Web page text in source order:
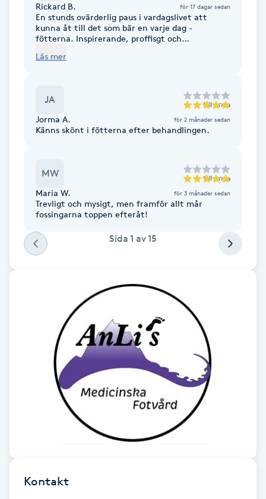
Damklippning
Enzympeeling
Extensions borttagning
Eyeliner-tatuering
Faceliftmassage
Fet hårbotten
Fettreducering
Fibromassage
Fotmassage
Rickard B. för 17 dagar sedan
En stunds ovärderlig paus i vardagslivet att
kunna åt till det som bär en varje dag -
fötterna. Inspirerande, proffisgt och
Läs mer
JA till Anna
Jorma A. för 2 månader sedan
Känns skönt i fötterna efter behandlingen.
MW till Anna
Maria W. för 3 månader sedan
Trevligt och mysigt, men framför allt mår
fossingarna toppen efteråt!
Sida 1 av15
Kontakt